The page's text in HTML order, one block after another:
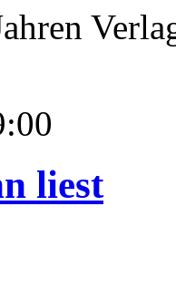
liest